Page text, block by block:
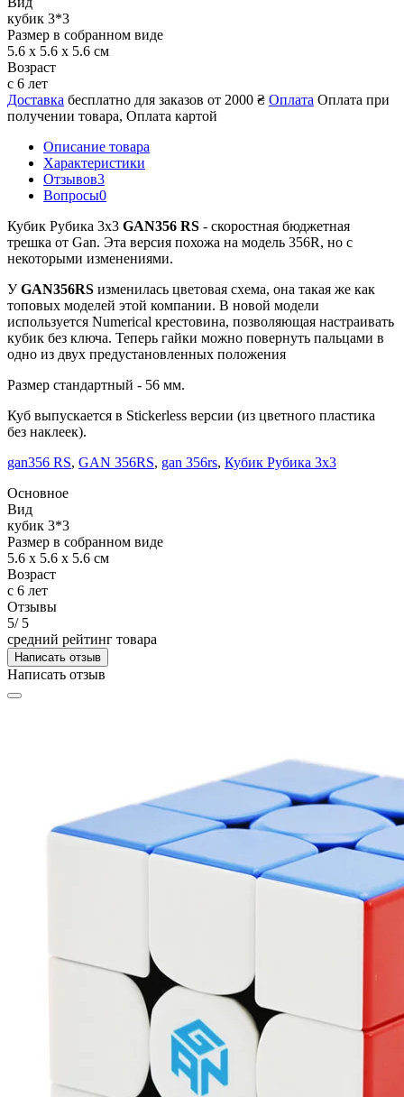
кубик 3*3
Размер в собранном виде
5.6 x 5.6 x 5.6 см
Возраст
с 6 лет
Доставка бесплатно для заказов от 2000 ₴ Оплата Оплата при
получении товара, Оплата картой
Описание товара
Характеристики
Отзывов3
Вопросы0
Кубик Рубика 3х3 GAN356 RS - скоростная бюджетная
трешка от Gan. Эта версия похожа на модель 356R, но с
некоторыми изменениями.
УGAN356RS изменилась цветовая схема, она такая же как
топовых моделей этой компании. В новой модели
используется Numerical крестовина, позволяющая настраивать
кубик без ключа. Теперь гайки можно повернуть пальцами в
одно из двух предустановленных положения
Размер стандартный - 56 мм.
Куб выпускается в Stickerless версии (из цветного пластика
без наклеек).
gan356 RS, GAN 356RS, gan 356rs, Кубик Рубика 3х3
Основное
Вид
кубик 3*3
Размер в собранном виде
5.6 x 5.6 x 5.6 см
Возраст
с 6 лет
Отзывы
5/ 5
средний рейтинг товара
Написать отзыв
Написать отзыв